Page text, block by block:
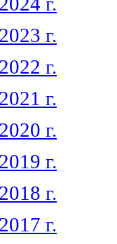
г.
г.
г.
г.
г.
г.
г.